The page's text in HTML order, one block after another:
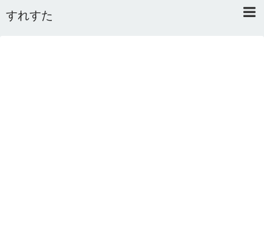
すれすた